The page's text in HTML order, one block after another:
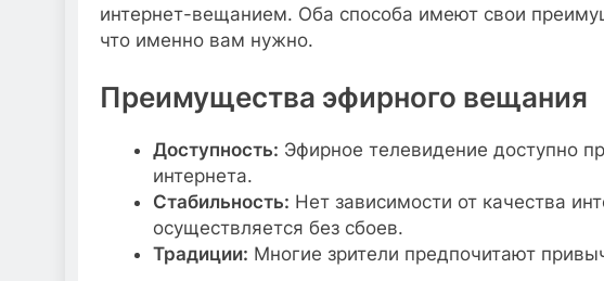
интернет-вещанием. Оба способа имеют свои
что именно вам нужно.
Преимущества эфирного вещания
Доступность: Эфирное телевидение доступно
интернета.
Стабильность: Нет зависимости от качества
осуществляется без сбоев.
Традиции: Многие зрители предпочитают